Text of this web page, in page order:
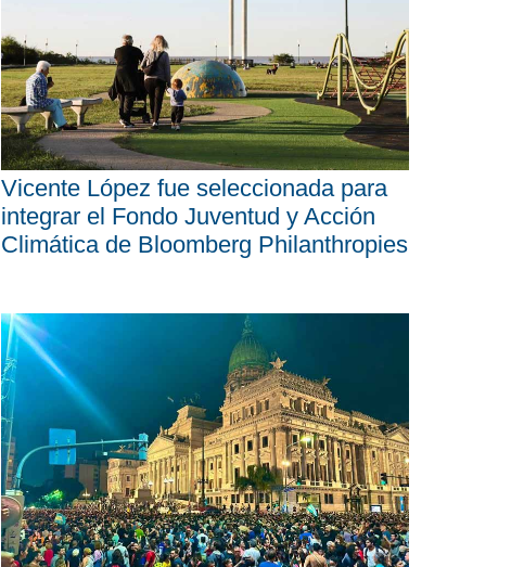
Vicente López fue seleccionada para
integrar el Fondo Juventud y Acción
Climática de Bloomberg Philanthropies